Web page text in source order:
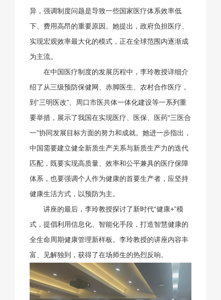
异，强调制度问题是导致一些国家医疗体系效率低
下、费用高昂的重要原因。她提出，政府负担医疗、
实现宏观效率最大化的模式，正在全球范围内逐渐成
为主流。
在中国医疗制度的发展历程中，李玲教授详细介
绍了从三级预防保健网、赤脚医生、农村合作医疗，
到“三明医改”、周口市医共体一体化建设等一系列重
要举措，展示了我国在实现医疗、医保、医药“三医合
一”协同发展目标方面的努力和成就。她进一步指出，
中国需要建立健全新质生产关系与新质生产力的迭代
匹配，既要实现高质量、效率和公平兼具的医疗保障
体系，也要强调个人作为健康的首要生产者，应坚持
健康生活方式，以预防为主。
讲座的最后，李玲教授探讨了新时代“健康+”模
式，提倡利用信息化、智能化手段，打造智慧健康的
全生命周期健康管理新样板。李玲教授的讲座内容丰
富、见解独到，获得了在场师生的热烈反响。